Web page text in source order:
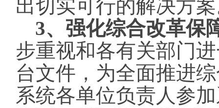
出切实可行的解决方
3、强化综合改革保
步重视和各有关部门
台文件，为全面推进
系统各单位负责人参